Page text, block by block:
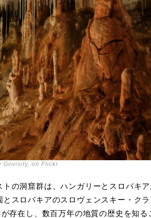
Govisity, on Flickr
の洞窟群は、ハンガリーとスロバキ
スロバキアのスロヴェンスキー・ク
存在し、数百万年の地質の歴史を知る